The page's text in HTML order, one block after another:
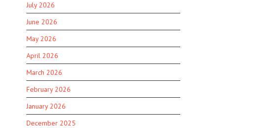
July 2026
June 2026
May 2026
April 2026
March 2026
February 2026
January 2026
December 2025